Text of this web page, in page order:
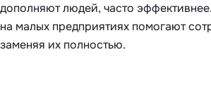
дополняют людей, часто
на малых предприятиях помогают
заменяя их полностью.